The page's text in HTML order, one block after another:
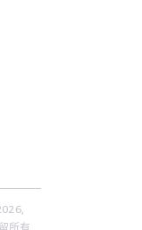
所有